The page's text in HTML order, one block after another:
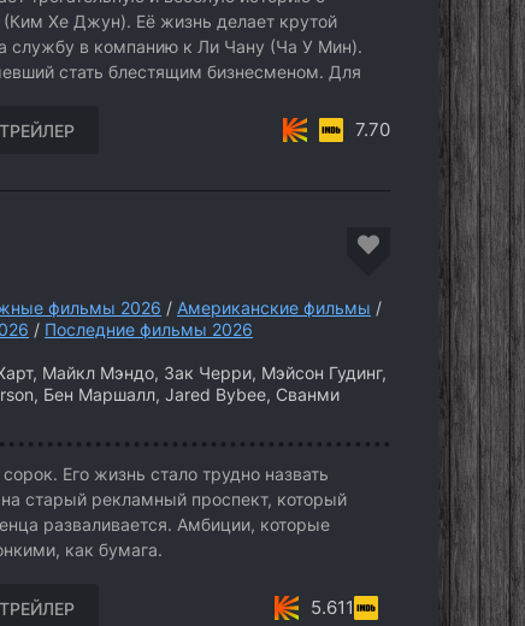
Хе Джун). Её жизнь делает крутой
службу в компанию к Ли Чану (Ча У Мин).
стать блестящим бизнесменом. Для
ТРЕЙЛЕР 7.70
фильмы 2026 / Американские фильмы /
/ Последние фильмы 2026
Майкл Мэндо, Зак Черри, Мэйсон Гудинг,
Бен Маршалл, Jared Bybee, Сванми
Его жизнь стало трудно назвать
старый рекламный проспект, который
разваливается. Амбиции, которые
как бумага.
ТРЕЙЛЕР 5.611